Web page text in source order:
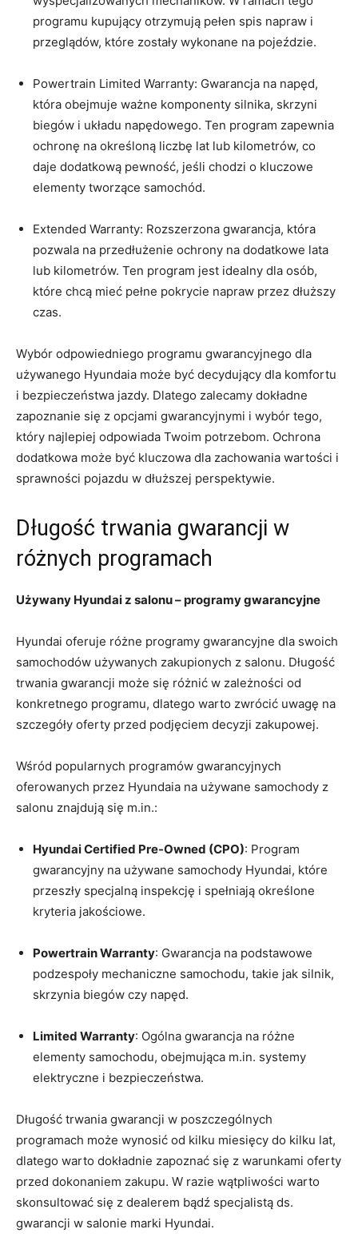
programu kupujący otrzymują pełen ​spis ⁢napraw i
przeglądów, które zostały wykonane ⁤na pojeździe.
Powertrain⁤ Limited Warranty: Gwarancja na napęd,
która obejmuje ważne komponenty silnika, ‌skrzyni
biegów ‌i układu napędowego. Ten ​program zapewnia
ochronę na określoną ‌liczbę⁤ lat‌ lub kilometrów, co
daje‍ dodatkową​ pewność, jeśli chodzi‌ o kluczowe
‍elementy tworzące samochód.
Extended Warranty: Rozszerzona gwarancja, która
pozwala ⁣na przedłużenie‌ ochrony na ⁤dodatkowe lata
lub⁢ kilometrów. Ten program jest idealny dla​ osób,
które chcą mieć pełne ‌pokrycie​ napraw przez dłuższy
czas.
Wybór ⁤odpowiedniego programu gwarancyjnego dla
używanego Hyundaia ⁤może być decydujący⁤ dla komfortu
‌i bezpieczeństwa‌ jazdy.​ Dlatego zalecamy dokładne
zapoznanie się ‌z opcjami gwarancyjnymi i wybór tego,​
który najlepiej odpowiada Twoim potrzebom. Ochrona
dodatkowa może być kluczowa‍ dla zachowania wartości i
sprawności pojazdu w dłuższej perspektywie.
Długość trwania ⁤gwarancji w
różnych ​programach
Używany⁢ Hyundai z salonu – ⁣programy⁣ gwarancyjne
Hyundai oferuje różne programy gwarancyjne dla swoich
samochodów⁢ używanych zakupionych z salonu. ‌Długość
⁢trwania‍ gwarancji ⁣może​ się różnić w zależności od⁣
konkretnego programu, dlatego warto ​zwrócić uwagę na
szczegóły oferty ⁢przed podjęciem decyzji zakupowej.
Wśród popularnych programów gwarancyjnych
oferowanych przez Hyundaia na ​używane samochody z
salonu znajdują się ⁣m.in.:
Hyundai Certified Pre-Owned (CPO): ⁣Program
gwarancyjny na ​używane samochody Hyundai, które
przeszły specjalną inspekcję i spełniają ⁣określone​
kryteria jakościowe.
Powertrain Warranty: Gwarancja ​na podstawowe
podzespoły mechaniczne samochodu, takie​ jak silnik,
skrzynia biegów czy napęd.
Limited⁣ Warranty: Ogólna ‌gwarancja⁣ na różne
elementy ⁢samochodu, ‍obejmująca​ m.in. ‌systemy⁢
elektryczne i bezpieczeństwa.
Długość trwania gwarancji w poszczególnych
programach ​może wynosić ​od kilku miesięcy do kilku lat,
dlatego warto dokładnie zapoznać ⁣się z​ warunkami oferty
przed dokonaniem​ zakupu. W⁣ razie wątpliwości warto
skonsultować się z dealerem bądź‍ specjalistą ds.
gwarancji‌ w⁣ salonie marki Hyundai.